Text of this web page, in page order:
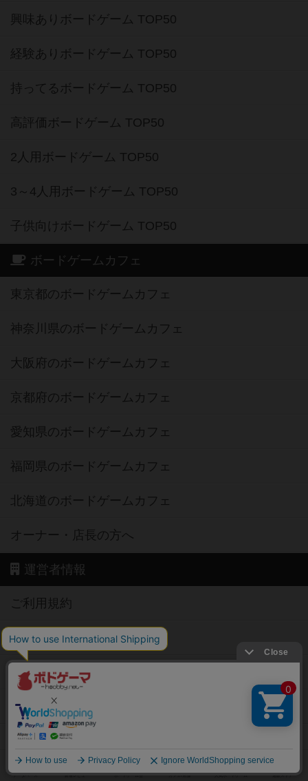
興味ありボードゲーム TOP50
経験ありボードゲーム TOP50
持ってるボードゲーム TOP50
高評価ボードゲーム TOP50
2人用ボードゲーム TOP50
3～4人用ボードゲーム TOP50
子供向けボードゲーム TOP50
ボードゲームカフェ
東京都のボードゲームカフェ
神奈川県のボードゲームカフェ
大阪府のボードゲームカフェ
京都府のボードゲームカフェ
愛知県のボードゲームカフェ
福岡県のボードゲームカフェ
北海道のボードゲームカフェ
オーナー・店長の方へ
運営者情報
ご利用規約
個人情報保護方針
特定商取引法に基づく表記
お問い合わせ
公式X
公式instagram